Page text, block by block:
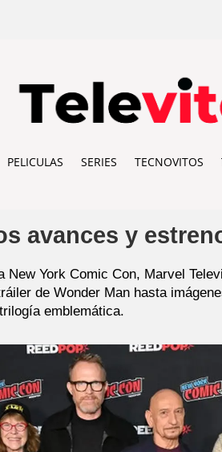
PELICULAS SERIES TECNOVITOS
avances y
New York Comic Con, Marvel
de Wonder Man hasta
emblemática.